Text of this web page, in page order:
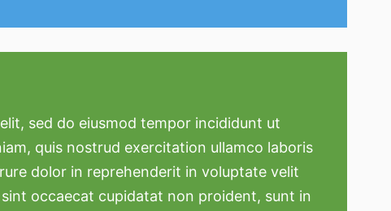
sed do eiusmod tempor incididunt ut
quis nostrud exercitation ullamco laboris
dolor in reprehenderit in voluptate velit
occaecat cupidatat non proident, sunt in